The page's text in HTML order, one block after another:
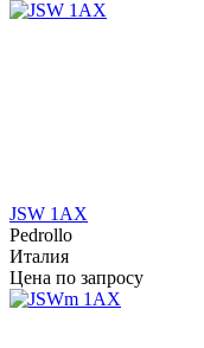
JSW 1AX
Pedrollo
Италия
Цена по запросу